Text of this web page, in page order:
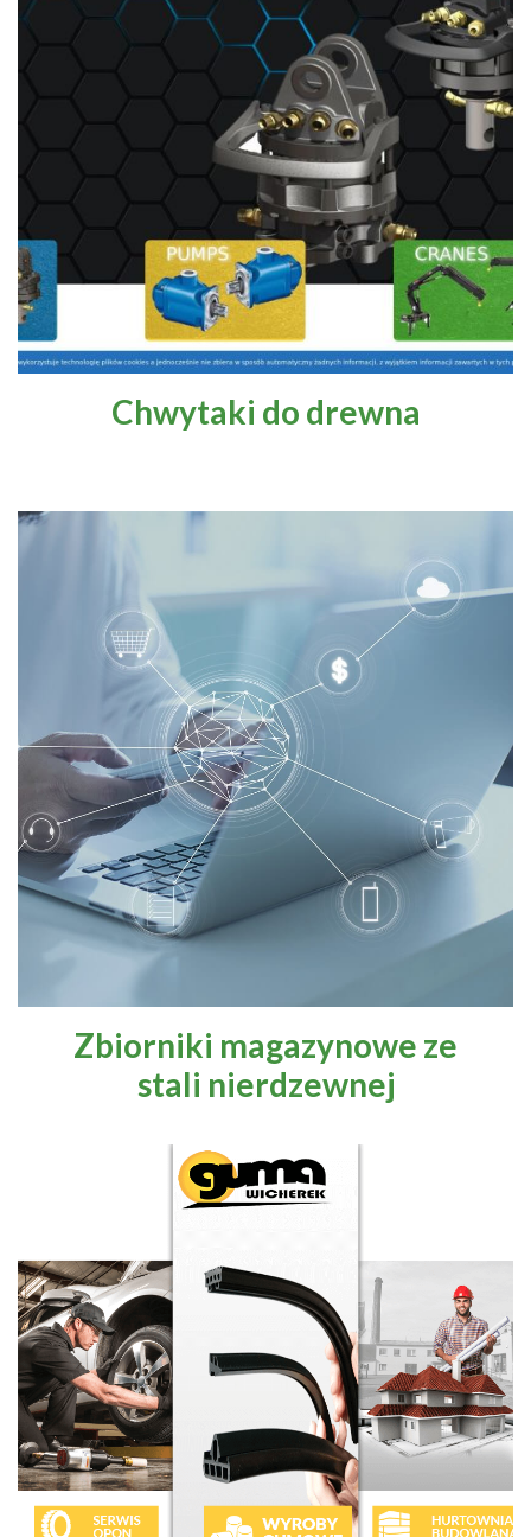
Chwytaki do drewna
Zbiorniki magazynowe ze
stali nierdzewnej